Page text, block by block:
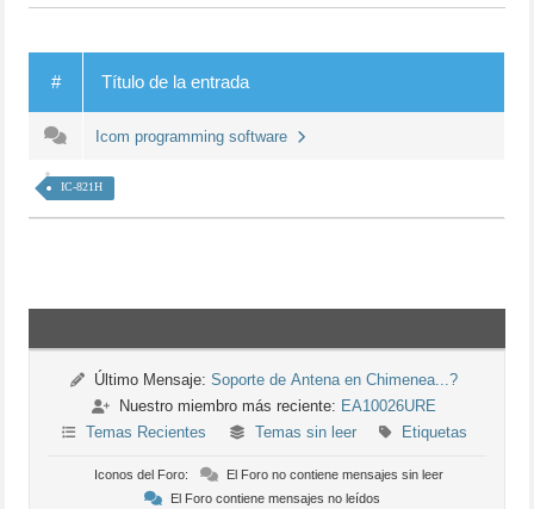
# Título de la entrada
Icom programming software
IC-821H
Último Mensaje: Soporte de Antena en Chimenea...?
Nuestro miembro más reciente: EA10026URE
Temas Recientes
Temas sin leer Etiquetas
Iconos del Foro:
El Foro no contiene mensajes sin leer
El Foro contiene mensajes no leídos